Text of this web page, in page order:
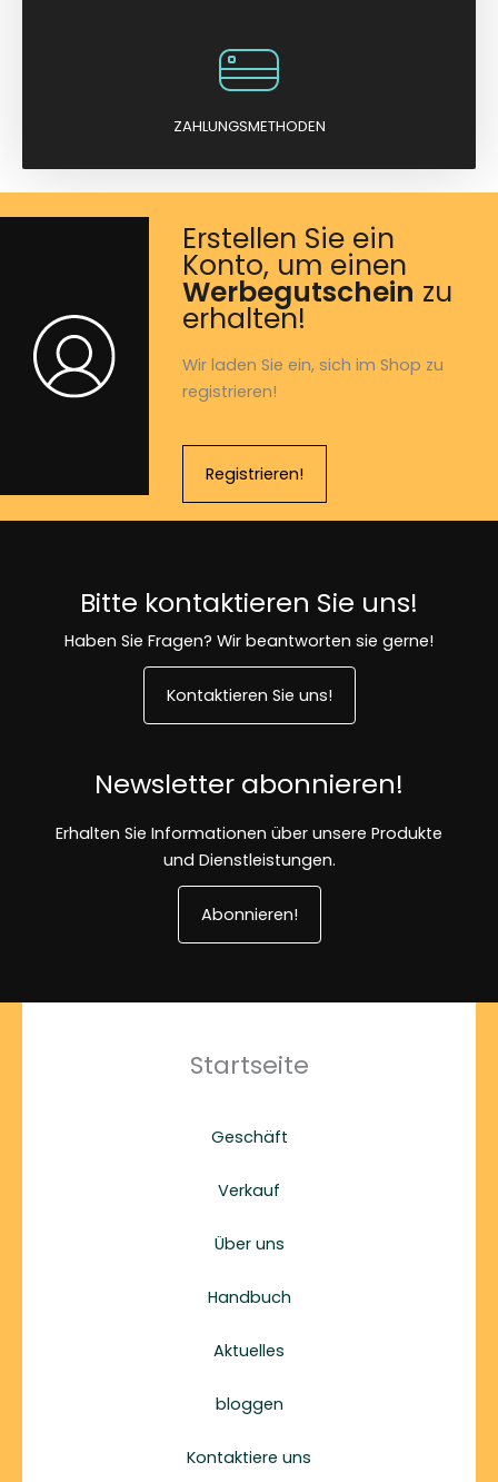
ZAHLUNGSMETHODEN
Erstellen Sie ein
Konto, um einen
Werbegutschein zu
erhalten!
Wir laden Sie ein, sich im Shop zu
registrieren!
Registrieren!
Bitte kontaktieren Sie uns!
Haben Sie Fragen? Wir beantworten sie gerne!
Kontaktieren Sie uns!
Newsletter abonnieren!
Erhalten Sie Informationen über unsere Produkte
und Dienstleistungen.
Abonnieren!
Startseite
Geschäft
Verkauf
Über uns
Handbuch
Aktuelles
bloggen
Kontaktiere uns